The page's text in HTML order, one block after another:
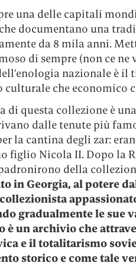
una delle capitali
documentano una
da 8 mila anni.
di sempre (non ce ne
nazionale è il
che economico
di questa collezione è
dalle tenute più
la cantina degli zar:
figlio Nicola II. Dopo la
della
in Georgia, al potere
gradualmente le sue
un archivio che
e il totalitarismo
storico e come tale